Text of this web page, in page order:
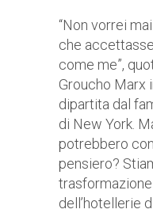
“Non vorrei
che
come me”,
Groucho Marx
dipartita dal
di New York.
potrebbero
pensiero?
dell’hotellerie